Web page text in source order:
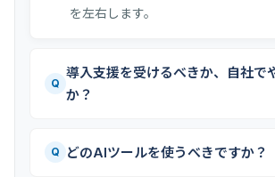
を左右します。
Q
導入支援を受けるべきか、自社で
か？
Q どのAIツールを使うべきですか？